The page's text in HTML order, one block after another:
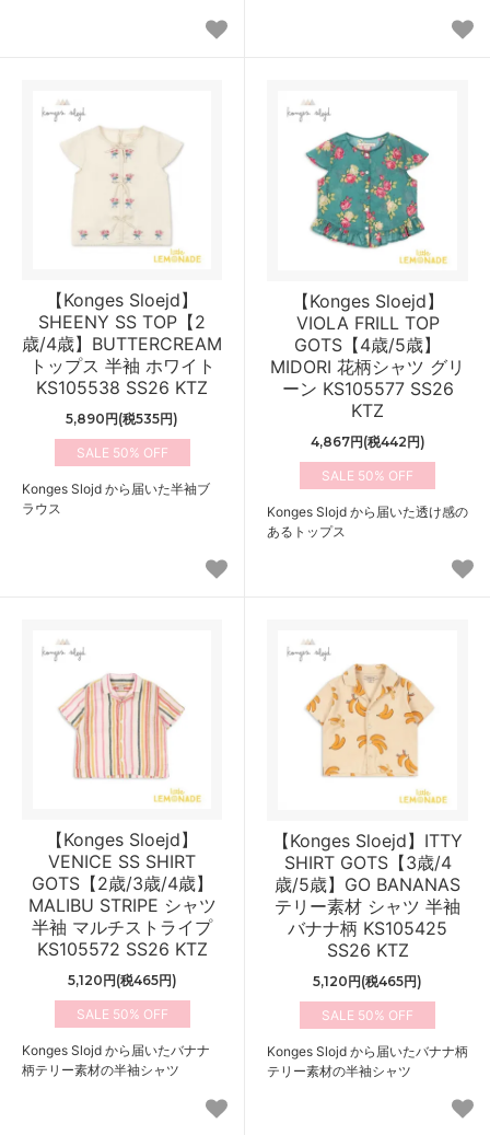
【Konges Sloejd】
SHEENY SS TOP【2
歳/4歳】BUTTERCREAM
トップス 半袖 ホワイト
KS105538 SS26 KTZ
5,890円(税535円)
50%
Konges Slojd から届いた半袖ブ
ラウス
【Konges Sloejd】
VIOLA FRILL TOP
GOTS【4歳/5歳】
MIDORI 花柄シャツ グリ
ーン KS105577 SS26
KTZ
4,867円(税442円)
50%
Konges Slojd から届いた透け感の
あるトップス
【Konges Sloejd】
VENICE SS SHIRT
GOTS【2歳/3歳/4歳】
MALIBU STRIPE シャツ
半袖 マルチストライプ
KS105572 SS26 KTZ
5,120円(税465円)
50%
Konges Slojd から届いたバナナ
柄テリー素材の半袖シャツ
【Konges Sloejd】ITTY
SHIRT GOTS【3歳/4
歳/5歳】GO BANANAS
テリー素材 シャツ 半袖
バナナ柄 KS105425
SS26 KTZ
5,120円(税465円)
50%
Konges Slojd から届いたバナナ柄
テリー素材の半袖シャツ